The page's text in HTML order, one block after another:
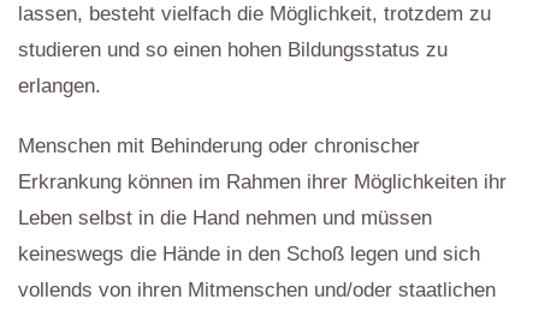
lassen, besteht vielfach die Möglichkeit, trotzdem zu
studieren und so einen hohen Bildungsstatus zu
erlangen.
Menschen mit Behinderung oder chronischer
Erkrankung können im Rahmen ihrer Möglichkeiten ihr
Leben selbst in die Hand nehmen und müssen
keineswegs die Hände in den Schoß legen und sich
vollends von ihren Mitmenschen und/oder staatlichen